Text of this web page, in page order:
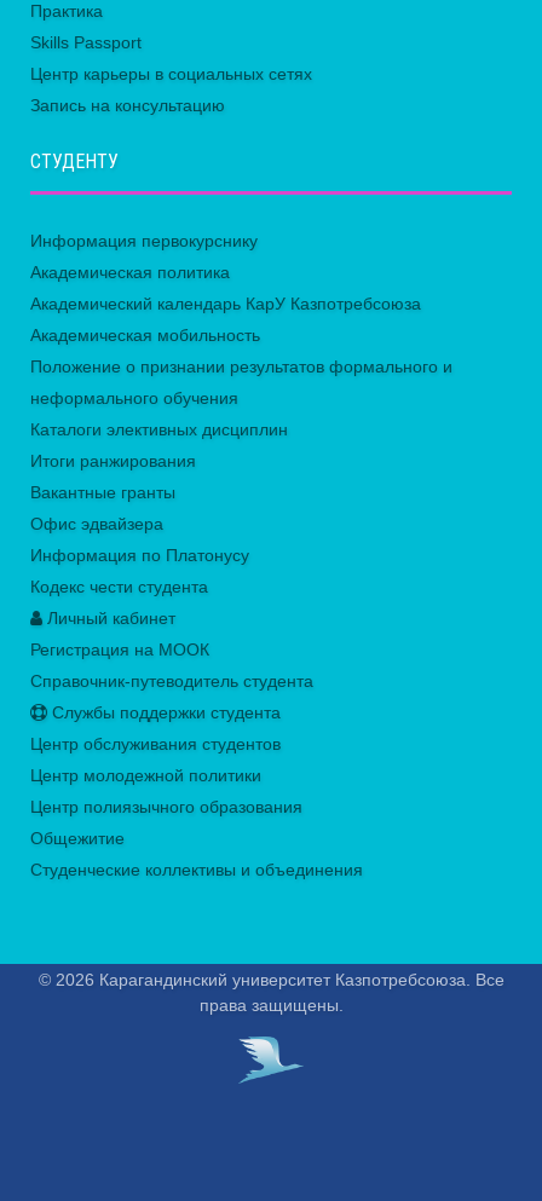
Практика
Skills Passport
Центр карьеры в социальных сетях
Запись на консультацию
СТУДЕНТУ
Информация первокурснику
Академическая политика
Академический календарь КарУ Казпотребсоюза
Академическая мобильность
Положение о признании результатов формального и
неформального обучения
Каталоги элективных дисциплин
Итоги ранжирования
Вакантные гранты
Офис эдвайзера
Информация по Платонусу
Кодекс чести студента
Личный кабинет
Регистрация на МООК
Справочник-путеводитель студента
Службы поддержки студента
Центр обслуживания студентов
Центр молодежной политики
Центр полиязычного образования
Общежитие
Студенческие коллективы и объединения
© 2026 Карагандинский университет Казпотребсоюза. Все
права защищены.